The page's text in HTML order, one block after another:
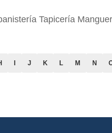
Tapicería
I J K L M N